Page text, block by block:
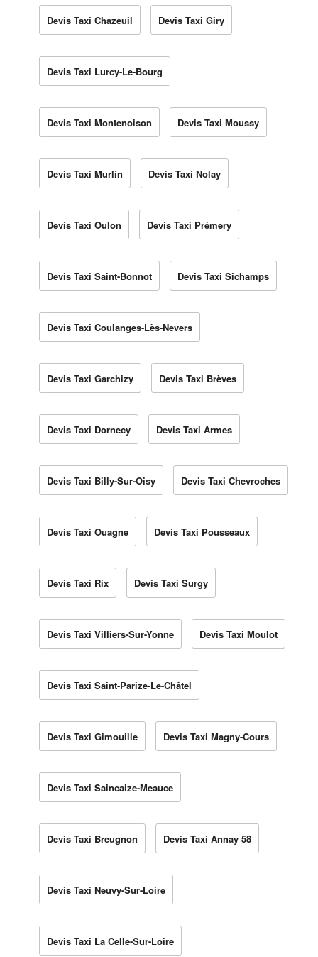
Devis Taxi Chazeuil Devis Taxi Giry
Devis Taxi Lurcy-Le-Bourg
Devis Taxi Montenoison Devis Taxi Moussy
Devis Taxi Murlin Devis Taxi Nolay
Devis Taxi Oulon Devis Taxi Prémery
Devis Taxi Saint-Bonnot Devis Taxi Sichamps
Devis Taxi Coulanges-Lès-Nevers
Devis Taxi Garchizy Devis Taxi Brèves
Devis Taxi Dornecy Devis Taxi Armes
Devis Taxi Billy-Sur-Oisy Devis Taxi Chevroches
Devis Taxi Ouagne Devis Taxi Pousseaux
Devis Taxi Rix Devis Taxi Surgy
Devis Taxi Villiers-Sur-Yonne Devis Taxi Moulot
Devis Taxi Saint-Parize-Le-Châtel
Devis Taxi Gimouille Devis Taxi Magny-Cours
Devis Taxi Saincaize-Meauce
Devis Taxi Breugnon Devis Taxi Annay 58
Devis Taxi Neuvy-Sur-Loire
Devis Taxi La Celle-Sur-Loire